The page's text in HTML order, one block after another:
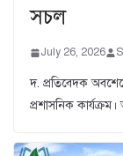
সচল
July 26, 2026
দ. প্রতিবেদক
প্রশাসনিক